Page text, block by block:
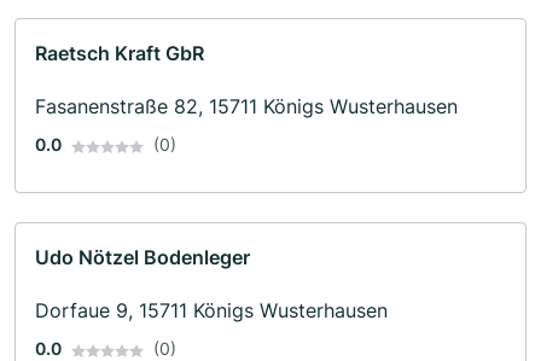
Raetsch Kraft GbR
Fasanenstraße 82, 15711 Königs Wusterhausen
0.0 (0)
Udo Nötzel Bodenleger
Dorfaue 9, 15711 Königs Wusterhausen
0.0 (0)